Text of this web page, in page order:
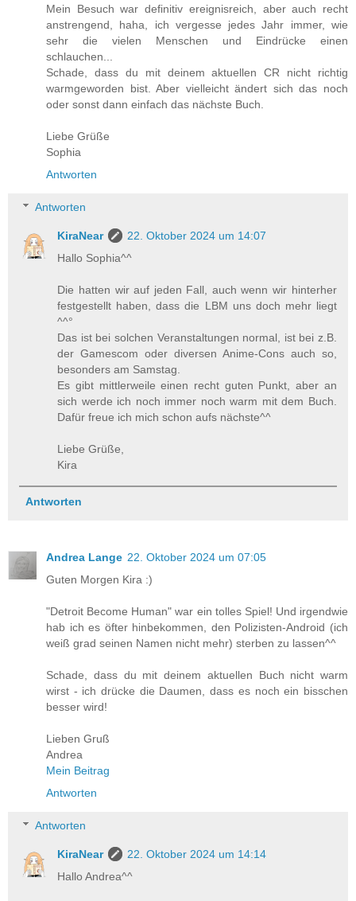
Mein Besuch war definitiv ereignisreich, aber auch recht
anstrengend, haha, ich vergesse jedes Jahr immer, wie
sehr die vielen Menschen und Eindrücke einen
schlauchen...
Schade, dass du mit deinem aktuellen CR nicht richtig
warmgeworden bist. Aber vielleicht ändert sich das noch
oder sonst dann einfach das nächste Buch.
Liebe Grüße
Sophia
Antworten
Antworten
KiraNear
22. Oktober 2024 um 14:07
Hallo Sophia^^
Die hatten wir auf jeden Fall, auch wenn wir hinterher
festgestellt haben, dass die LBM uns doch mehr liegt
^^°
Das ist bei solchen Veranstaltungen normal, ist bei z.B.
der Gamescom oder diversen Anime-Cons auch so,
besonders am Samstag.
Es gibt mittlerweile einen recht guten Punkt, aber an
sich werde ich noch immer noch warm mit dem Buch.
Dafür freue ich mich schon aufs nächste^^
Liebe Grüße,
Kira
Antworten
Andrea Lange 22. Oktober 2024 um 07:05
Guten Morgen Kira :)
"Detroit Become Human" war ein tolles Spiel! Und irgendwie
hab ich es öfter hinbekommen, den Polizisten-Android (ich
weiß grad seinen Namen nicht mehr) sterben zu lassen^^
Schade, dass du mit deinem aktuellen Buch nicht warm
wirst - ich drücke die Daumen, dass es noch ein bisschen
besser wird!
Lieben Gruß
Andrea
Mein Beitrag
Antworten
Antworten
KiraNear
22. Oktober 2024 um 14:14
Hallo Andrea^^